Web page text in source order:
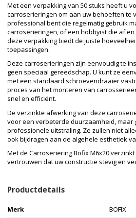
Met een verpakking van 50 stuks heeft u
carroserieringen om aan uw behoeften te
professional bent die regelmatig gebruik
carroserieringen, of een hobbyist die af
deze verpakking biedt de juiste
toepassingen.
Deze carroserieringen zijn eenvoudig te
geen speciaal gereedschap. U kunt ze
met een standaard schroevendraaier
proces van het monteren van
snel en efficiënt.
De verzinkte afwerking van deze
voor een verbeterde duurzaamheid, maar
professionele uitstraling. Ze zullen niet
ook bijdragen aan de algehele esthetiek
Met de Carroseriering Bofix M6x20
vertrouwen dat uw constructie stevig en
Productdetails
Merk
BOFIX